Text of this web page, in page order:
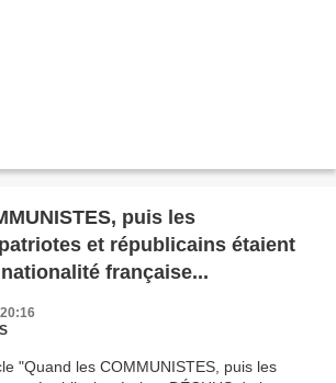
puis les
et républicains étaient
française...